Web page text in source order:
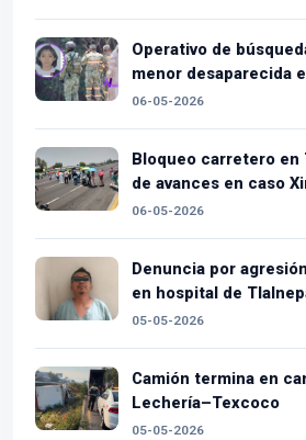
Operativo de
menor desaparecida
06-05-2026
Bloqueo carretero en
de avances en caso
06-05-2026
Denuncia por
en hospital de
05-05-2026
Camión termina en
Lechería–Texcoco
05-05-2026